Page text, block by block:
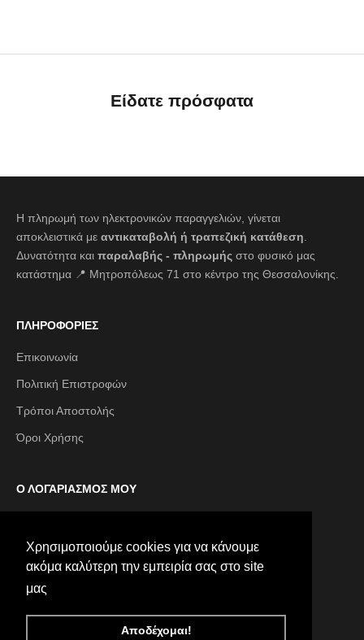
Χρησιμοποιούμε cookies για να κάνουμε
ακόμα καλύτερη την εμπειρία σας στο site
μας
Αποδέχομαι!
Χρησιμοποιούμε cookies για να κάνουμε
ακόμα καλύτερη την εμπειρία σας στο site
μας
Αποδέχομαι!
Είδατε πρόσφατα
Η πληρωμή των ηλεκτρονικών παραγγελιών, γίνεται
αποκλειστικά με αντικαταβολή ή τραπεζική κατάθεση.
Δυνατότητα και παραλαβής - πληρωμής στο φυσικό μας
κατάστημα 📍 Μητροπόλεως 71 στο κέντρο της Θεσσαλονίκης.
ΠΛΗΡΟΦΟΡΙΕΣ
Επικοινωνία
Πολιτική Επιστροφών
Τρόποι Αποστολής
Όροι Χρήσης
Ο ΛΟΓΑΡΙΑΣΜΟΣ ΜΟΥ
Οι παραγγελίες μου